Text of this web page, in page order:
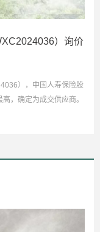
）询价
），中国人寿保险股
，确定为成交供应商。